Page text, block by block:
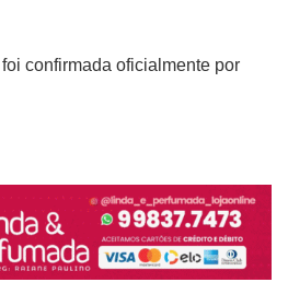
confirmada oficialmente por